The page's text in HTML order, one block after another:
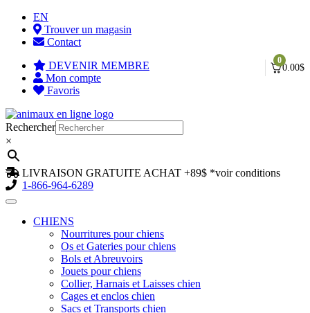
EN
Trouver un magasin
Contact
0
0.00$
DEVENIR MEMBRE
Mon compte
Favoris
Aller
à
la
navigation
Aller
au
contenu
Rechercher
×
LIVRAISON GRATUITE ACHAT +89$ *voir conditions
1-866-964-6289
CHIENS
Nourritures pour chiens
Os et Gateries pour chiens
Bols et Abreuvoirs
Jouets pour chiens
Collier, Harnais et Laisses chien
Cages et enclos chien
Sacs et Transports chien